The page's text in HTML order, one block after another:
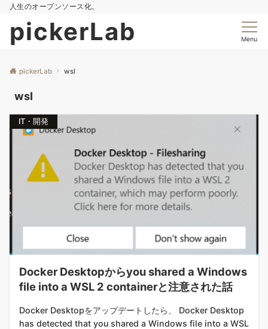
人生のオープンソース化。
pickerLab Menu
pickerLab wsl
wsl
IT・開発
Docker Desktopからyou shared a Windows
file into a WSL 2 containerと注意された話
Docker Desktopをアップデートしたら、 Docker Desktop
has detected that you shared a Windows file into a WSL